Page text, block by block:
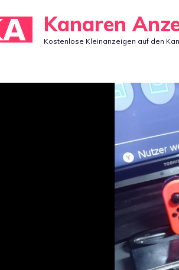
Kanaren
Kostenlose Kleinanzeigen auf den